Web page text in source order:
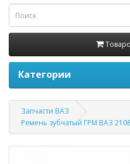
Категории
Запчасти ВАЗ
Ремень зубчатый ГРМ ВАЗ